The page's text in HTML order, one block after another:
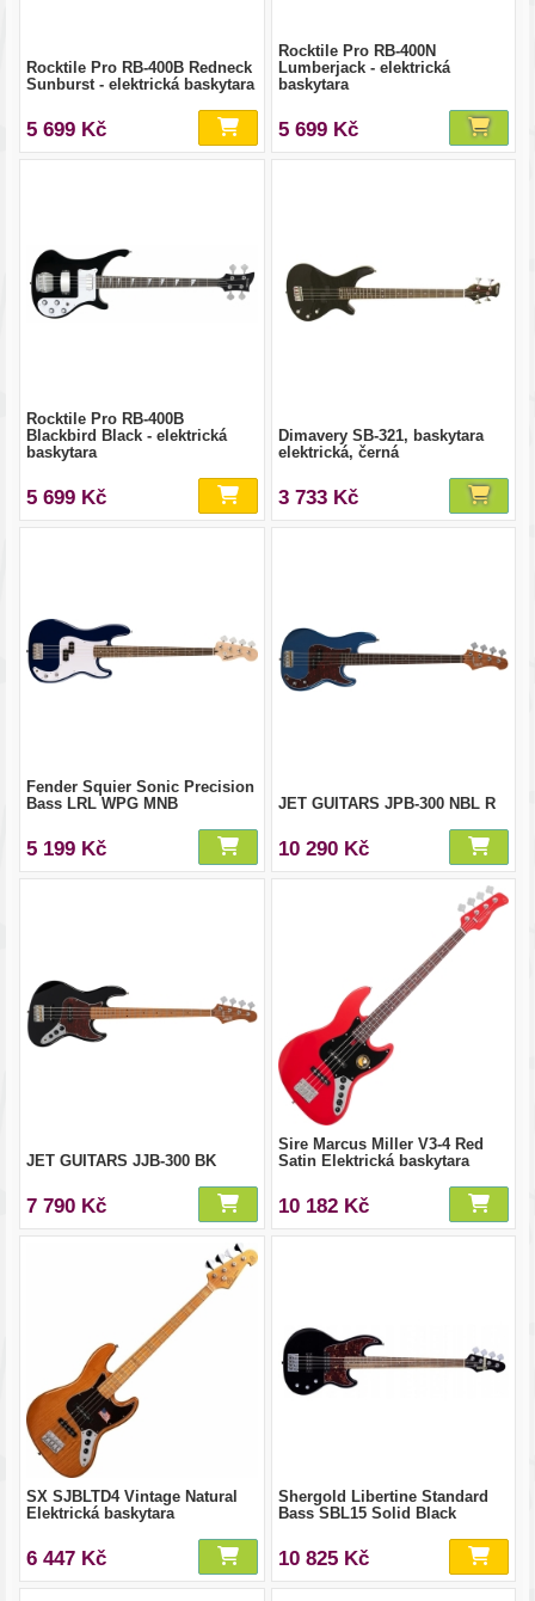
Rocktile Pro RB-400B Redneck
Sunburst - elektrická baskytara
5 699 Kč
Rocktile Pro RB-400N
Lumberjack - elektrická
baskytara
5 699 Kč
Rocktile Pro RB-400B
Blackbird Black - elektrická
baskytara
5 699 Kč
Dimavery SB-321, baskytara
elektrická, černá
3 733 Kč
Fender Squier Sonic Precision
Bass LRL WPG MNB
5 199 Kč
JET GUITARS JPB-300 NBL R
10 290 Kč
JET GUITARS JJB-300 BK
7 790 Kč
Sire Marcus Miller V3-4 Red
Satin Elektrická baskytara
10 182 Kč
SX SJBLTD4 Vintage Natural
Elektrická baskytara
6 447 Kč
Shergold Libertine Standard
Bass SBL15 Solid Black
10 825 Kč